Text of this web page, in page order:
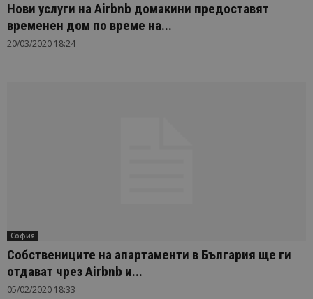
Нови услуги на Airbnb домакини предоставят
временен дом по време на...
20/03/2020 18:24
София
Собствениците на апартаменти в България ще ги
отдават чрез Airbnb и...
05/02/2020 18:33